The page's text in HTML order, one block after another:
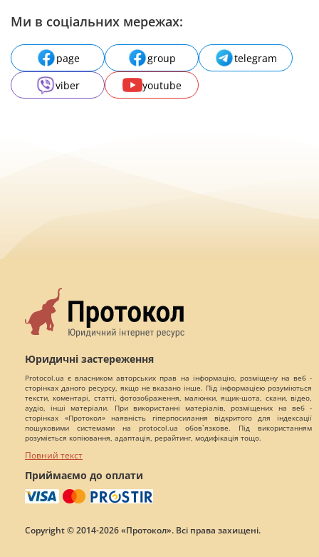
Ми в соціальних мережах:
page group
telegram
viber
youtube
Юридичні застереження
Protocol.ua є власником авторських прав на інформацію, розміщену на веб -
сторінках даного ресурсу, якщо не вказано інше. Під інформацією розуміються
тексти, коментарі, статті, фотозображення, малюнки, ящик-шота, скани, відео,
аудіо, інші матеріали. При використанні матеріалів, розміщених на веб -
сторінках «Протокол» наявність гіперпосилання відкритого для індексації
пошуковими системами на protocol.ua обов`язкове. Під використанням
розуміється копіювання, адаптація, рерайтинг, модифікація тощо.
Повний текст
Приймаємо до оплати
Copyright © 2014-2026 «Протокол». Всі права захищені.